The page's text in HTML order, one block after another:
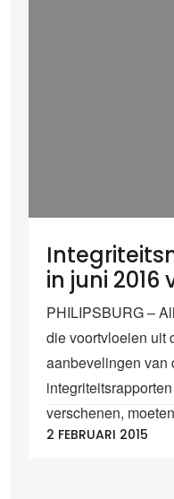
in juni 2016
PHILIPSBURG –
die voortvloeien uit
aanbevelingen van
verschenen,
2 FEBRUARI 2015